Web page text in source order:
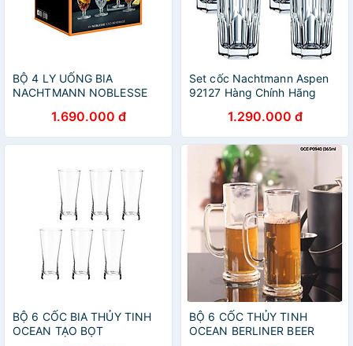
BỘ 4 LY UỐNG BIA
NACHTMANN NOBLESSE
Hàng chính hãng
1.690.000 đ
Set cốc Nachtmann Aspen
92127 Hàng Chính Hãng
1.290.000 đ
BỘ 6 CỐC BIA THỦY TINH
OCEAN TẠO BỌT
BỘ 6 CỐC THỦY TINH
OCEAN BERLINER BEER